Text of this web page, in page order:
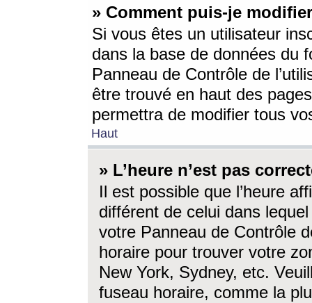
» Comment puis-je
Si vous êtes un utilisateur
dans la base de données du
Panneau de Contrôle de
être trouvé en haut des
permettra de modifier tous
Haut
» L’heure n’est pas
Il est possible que l’heure
différent de celui dans
votre Panneau de Contrôle
horaire pour trouver votre
New York, Sydney, etc.
fuseau horaire, comme la